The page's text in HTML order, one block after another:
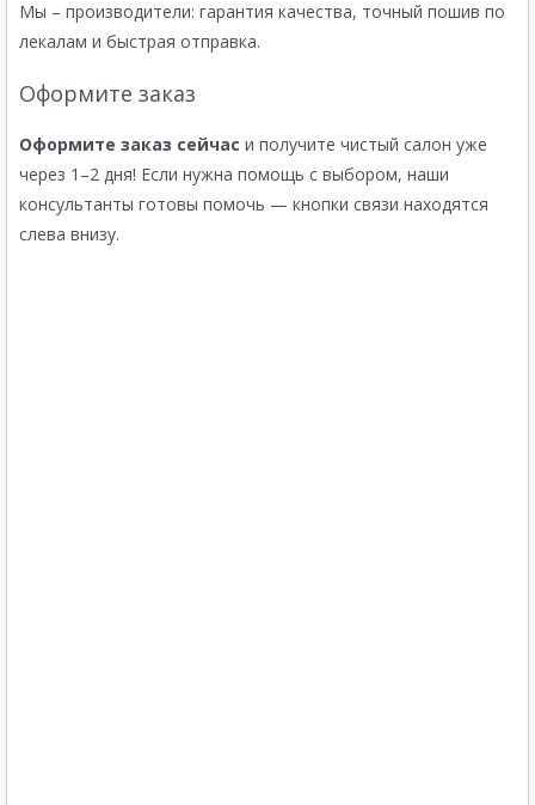
Мы – производители: гарантия качества, точный пошив по
лекалам и быстрая отправка.
Оформите заказ
Оформите заказ сейчас и получите чистый салон уже
через 1–2 дня! Если нужна помощь с выбором, наши
консультанты готовы помочь — кнопки связи находятся
слева внизу.